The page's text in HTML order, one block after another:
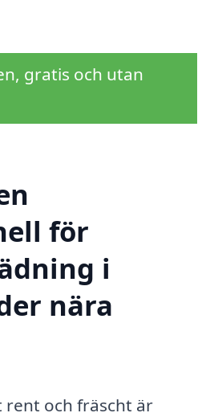
gratis och utan
för
i
nära
och fräscht är